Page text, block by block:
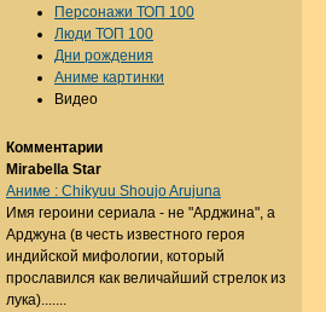
Персонажи ТОП 100
Люди ТОП 100
Дни рождения
Аниме картинки
Видео
Комментарии
Mirabella Star
Аниме : Chikyuu Shoujo Arujuna
Имя героини сериала - не "Арджина", а
Арджуна (в честь известного героя
индийской мифологии, который
прославился как величайший стрелок из
лука).......